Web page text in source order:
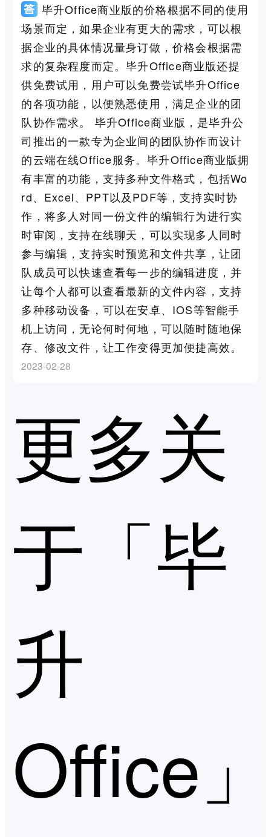
毕升Office商业版的价格根据不同的使用
场景而定，如果企业有更大的需求，可以根
据企业的具体情况量身订做，价格会根据需
求的复杂程度而定。毕升Office商业版还提
供免费试用，用户可以免费尝试毕升Office
的各项功能，以便熟悉使用，满足企业的团
队协作需求。 毕升Office商业版，是毕升公
司推出的一款专为企业间的团队协作而设计
的云端在线Office服务。毕升Office商业版拥
有丰富的功能，支持多种文件格式，包括Wo
rd、Excel、PPT以及PDF等，支持实时协
作，将多人对同一份文件的编辑行为进行实
时审阅，支持在线聊天，可以实现多人同时
参与编辑，支持实时预览和文件共享，让团
队成员可以快速查看每一步的编辑进度，并
让每个人都可以查看最新的文件内容，支持
多种移动设备，可以在安卓、IOS等智能手
机上访问，无论何时何地，可以随时随地保
存、修改文件，让工作变得更加便捷高效。
2023-02-28
更多关
于「毕
升
Office